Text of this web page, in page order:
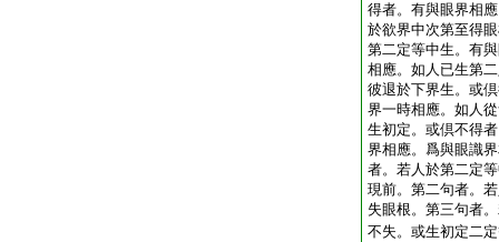
得者。有與眼界相
於欲界中次第至得
第二定等中生。有
相應。如人已生第
彼退於下界生。或
界一時相應。如人
生初定。或倶不得
界相應。爲與眼識
者。若人於第二定
現前。第二句者。
失眼根。第三句者
不失。或生初定二